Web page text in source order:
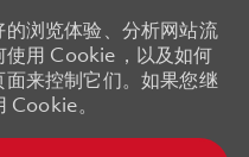
浏览体验、分析网站流
使用 Cookie，以及如何
来控制它们。如果您继
Cookie。